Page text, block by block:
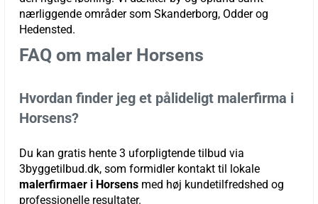
nærliggende områder som Skanderborg, Odder og
Hedensted.
FAQ om maler Horsens
Hvordan finder jeg et pålideligt malerfirma i
Horsens?
Du kan gratis hente 3 uforpligtende tilbud via
3byggetilbud.dk, som formidler kontakt til lokale
malerfirmaer i Horsens med høj kundetilfredshed og
professionelle resultater.